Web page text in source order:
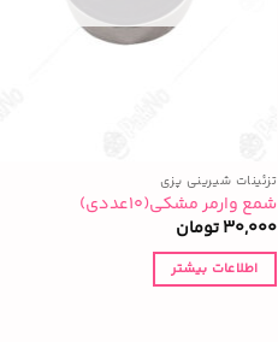
تزئینات شیرینی پزی
شمع وارمر مشکی(۱۰عددی)
30,000تومان
اطلاعات بیشتر